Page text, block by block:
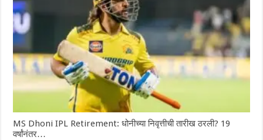
MS Dhoni IPL Retirement: धोनीच्या निवृत्तीची तारीख ठरली? 19
वर्षांनंतर…